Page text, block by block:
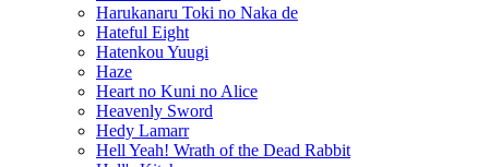
Harukanaru Toki no Naka de
Hateful Eight
Hatenkou Yuugi
Haze
Heart no Kuni no Alice
Heavenly Sword
Hedy Lamarr
Hell Yeah! Wrath of the Dead Rabbit